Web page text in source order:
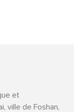
et
ville de Foshan,